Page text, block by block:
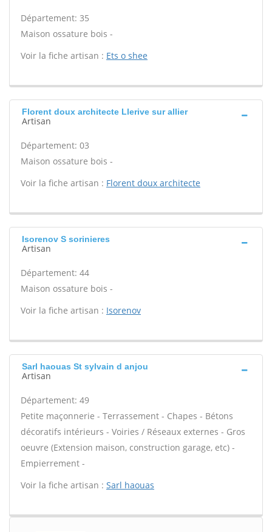
Département: 35
Maison ossature bois -
Voir la fiche artisan : Ets o shee
Florent doux architecte Llerive sur allier
Artisan
Département: 03
Maison ossature bois -
Voir la fiche artisan : Florent doux architecte
Isorenov S sorinieres
Artisan
Département: 44
Maison ossature bois -
Voir la fiche artisan : Isorenov
Sarl haouas St sylvain d anjou
Artisan
Département: 49
Petite maçonnerie - Terrassement - Chapes - Bétons
décoratifs intérieurs - Voiries / Réseaux externes - Gros
oeuvre (Extension maison, construction garage, etc) -
Empierrement -
Voir la fiche artisan : Sarl haouas